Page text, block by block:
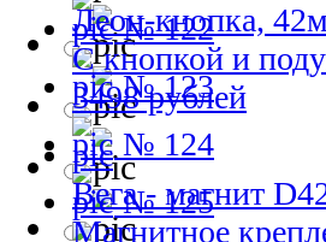
№ 122
№ 123
№ 124
№ 125
Леон-кнопка,
С кнопкой и
3498 рублей
Вега - магнит
Магнитное